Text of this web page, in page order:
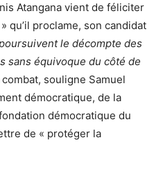
Atangana vient de féliciter
qu’il proclame, son candidat
le décompte des
sans équivoque du côté de
combat, souligne Samuel
démocratique, de la
démocratique du
de « protéger la